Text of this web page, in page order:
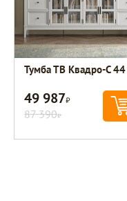
Тумба ТВ Квадро-С 44
49 987Р
87 390Р